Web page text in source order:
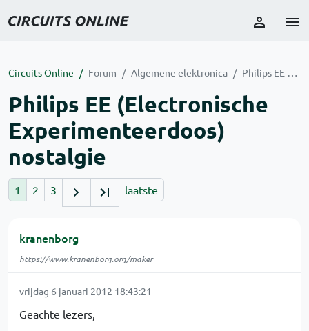
Circuits Online Forum Algemene elektronica Philips EE (Electronische Experimenteerdoos) nostalgie
Philips EE (Electronische
Experimenteerdoos)
nostalgie
1 2 3 laatste
kranenborg
https://www.kranenborg.org/maker
vrijdag 6 januari 2012 18:43:21
Geachte lezers,